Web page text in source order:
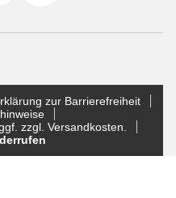
zur Barrierefreiheit
zzgl. Versandkosten.